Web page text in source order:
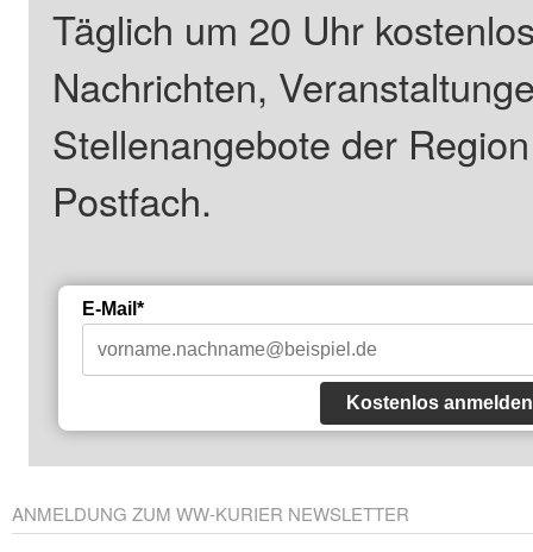
Täglich um 20 Uhr
Nachrichten,
Stellenangebote der
Postfach.
E-Mail*
Kostenlos anmelden
ANMELDUNG ZUM WW-KURIER NEWSLETTER